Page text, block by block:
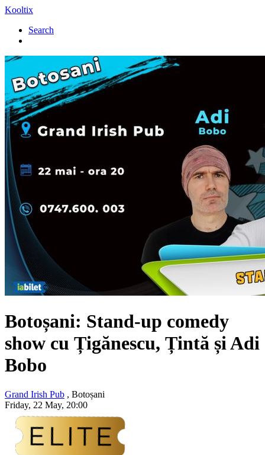
Kooltix
Search
Botoșani: Stand-up comedy
show cu Țigănescu, Țintă și Adi
Bobo
Grand Irish Pub , Botoșani
Friday, 22 May, 20:00